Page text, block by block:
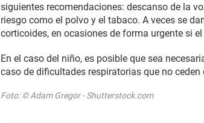
siguientes recomendaciones: descanso de la
riesgo como el polvo y el tabaco. A veces se
corticoides, en ocasiones de forma urgente si
En el caso del niño, es posible que sea
caso de dificultades respiratorias que no
Foto: © Adam Gregor - Shutterstock.com